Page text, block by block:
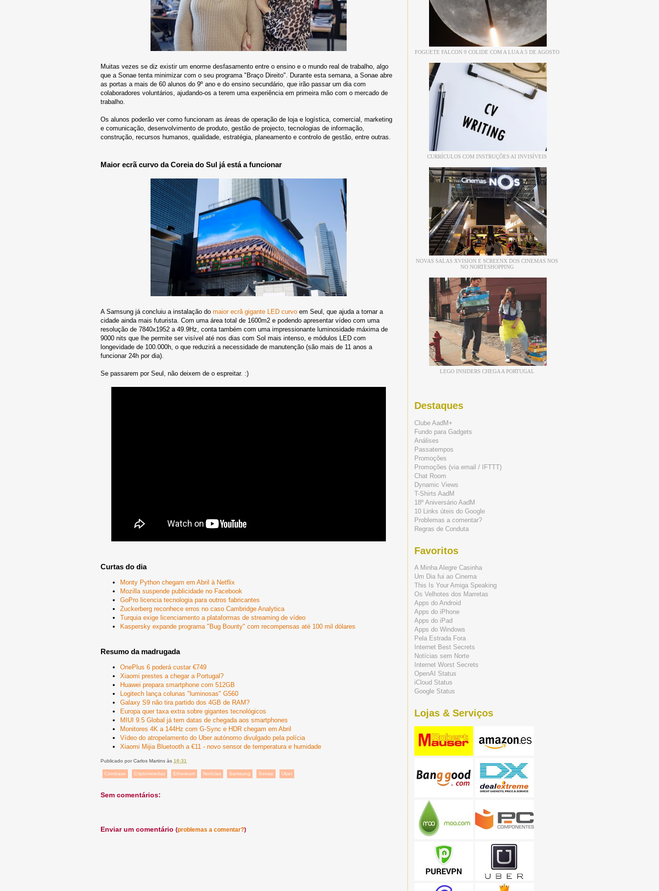
Muitas vezes se diz existir um enorme desfasamento entre o ensino e o mundo real de trabalho, algo
que a Sonae tenta minimizar com o seu programa "Braço Direito". Durante esta semana, a Sonae abre
as portas a mais de 60 alunos do 9º ano e do ensino secundário, que irão passar um dia com
colaboradores voluntários, ajudando-os a terem uma experiência em primeira mão com o mercado de
trabalho.
Os alunos poderão ver como funcionam as áreas de operação de loja e logística, comercial, marketing
e comunicação, desenvolvimento de produto, gestão de projecto, tecnologias de informação,
construção, recursos humanos, qualidade, estratégia, planeamento e controlo de gestão, entre outras.
Maior ecrã curvo da Coreia do Sul já está a funcionar
A Samsung já concluiu a instalação do maior ecrã gigante LED curvo em Seul, que ajuda a tornar a
cidade ainda mais futurista. Com uma área total de 1600m2 e podendo apresentar vídeo com uma
resolução de 7840x1952 a 49.9Hz, conta também com uma impressionante luminosidade máxima de
9000 nits que lhe permite ser visível até nos dias com Sol mais intenso, e módulos LED com
longevidade de 100.000h, o que reduzirá a necessidade de manutenção (são mais de 11 anos a
funcionar 24h por dia).
Se passarem por Seul, não deixem de o espreitar. :)
Curtas do dia
Monty Python chegam em Abril à Netflix
Mozilla suspende publicidade no Facebook
GoPro licencia tecnologia para outros fabricantes
Zuckerberg reconhece erros no caso Cambridge Analytica
Turquia exige licenciamento a plataformas de streaming de vídeo
Kaspersky expande programa "Bug Bounty" com recompensas até 100 mil dólares
Resumo da madrugada
OnePlus 6 poderá custar €749
Xiaomi prestes a chegar a Portugal?
Huawei prepara smartphone com 512GB
Logitech lança colunas "luminosas" G560
Galaxy S9 não tira partido dos 4GB de RAM?
Europa quer taxa extra sobre gigantes tecnológicos
MIUI 9.5 Global já tem datas de chegada aos smartphones
Monitores 4K a 144Hz com G-Sync e HDR chegam em Abril
Vídeo do atropelamento do Uber autónomo divulgado pela polícia
Xiaomi Mijia Bluetooth a €11 - novo sensor de temperatura e humidade
Publicado porCarlos Martins às 16:31
Coinbase Criptomoedas Ethereum Notícias Samsung Sonae Uber
Sem comentários:
Enviar um comentário (problemas a comentar?)
FOGUETE FALCON 9 COLIDE COM A LUA A 5 DE AGOSTO
CURRÍCULOS COM INSTRUÇÕES AI INVISÍVEIS
NOVAS SALAS XVISION E SCREENX DOS CINEMAS NOS
NO NORTESHOPPING
LEGO INSIDERS CHEGA A PORTUGAL
Destaques
Clube AadM+
Fundo para Gadgets
Análises
Passatempos
Promoções
Promoções (via email / IFTTT)
Chat Room
Dynamic Views
T-Shirts AadM
18º Aniversário AadM
10 Links úteis do Google
Problemas a comentar?
Regras de Conduta
Favoritos
A Minha Alegre Casinha
Um Dia fui ao Cinema
This Is Your Amiga Speaking
Os Velhotes dos Marretas
Apps do Android
Apps do iPhone
Apps do iPad
Apps do Windows
Pela Estrada Fora
Internet Best Secrets
Notícias sem Norte
Internet Worst Secrets
OpenAI Status
iCloud Status
Google Status
Lojas & Serviços